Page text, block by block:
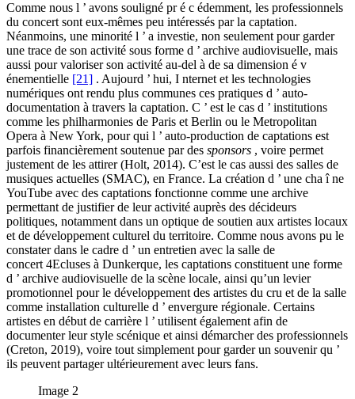
Comme nous l ’ avons souligné pr é c édemment, les professionnels
du concert sont eux-mêmes peu intéressés par la captation.
Néanmoins, une minorité l ’ a investie, non seulement pour garder
une trace de son activité sous forme d ’ archive audiovisuelle, mais
aussi pour valoriser son activité au-del à de sa dimension é v
énementielle [21] . Aujourd ’ hui, I nternet et les technologies
numériques ont rendu plus communes ces pratiques d ’ auto-
documentation à travers la captation. C ’ est le cas d ’ institutions
comme les philharmonies de Paris et Berlin ou le Metropolitan
Opera à New York, pour qui l ’ auto-production de captations est
parfois financièrement soutenue par des sponsors , voire permet
justement de les attirer (Holt, 2014). C’est le cas aussi des salles de
musiques actuelles (SMAC), en France. La création d ’ une cha î ne
YouTube avec des captations fonctionne comme une archive
permettant de justifier de leur activité auprès des décideurs
politiques, notamment dans un optique de soutien aux artistes locaux
et de développement culturel du territoire. Comme nous avons pu le
constater dans le cadre d ’ un entretien avec la salle de
concert 4Ecluses à Dunkerque, les captations constituent une forme
d ’ archive audiovisuelle de la scène locale, ainsi qu’un levier
promotionnel pour le développement des artistes du cru et de la salle
comme installation culturelle d ’ envergure régionale. Certains
artistes en début de carrière l ’ utilisent également afin de
documenter leur style scénique et ainsi démarcher des professionnels
(Creton, 2019), voire tout simplement pour garder un souvenir qu ’
ils peuvent partager ultérieurement avec leurs fans.
Image 2